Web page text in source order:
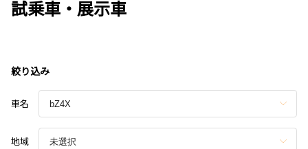
試乗車・展示車
絞り込み
車名
地域